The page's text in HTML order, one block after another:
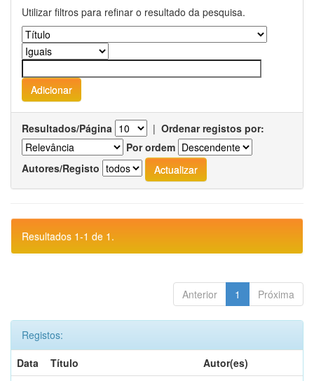
Utilizar filtros para refinar o resultado da pesquisa.
Resultados/Página | Ordenar registos por:
Por ordem
Autores/Registo
Resultados 1-1 de 1.
Anterior 1 Próxima
Registos:
Data
Título
Autor(es)